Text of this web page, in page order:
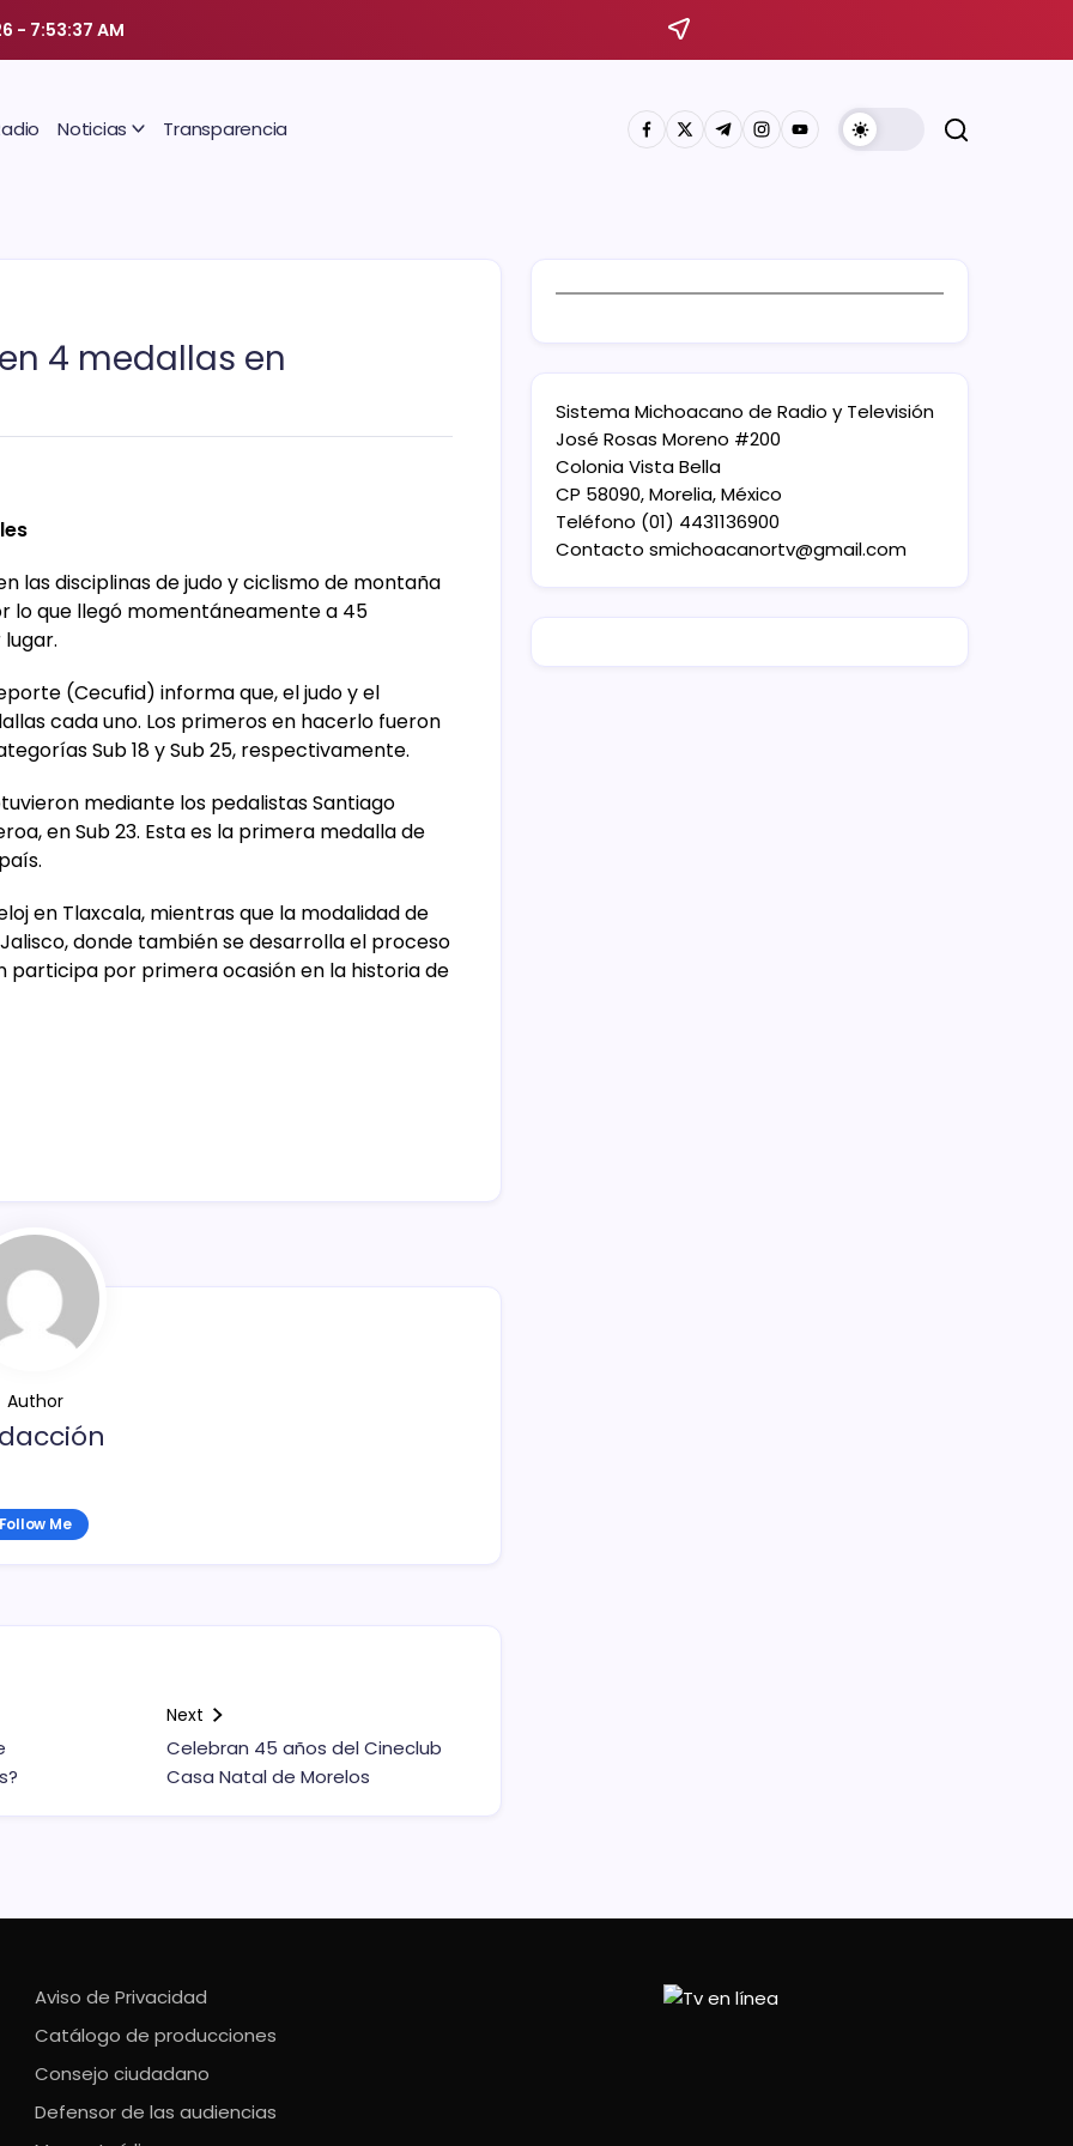
- 7:53:38 AM
Noticias Transparencia
4 medallas en
las disciplinas de judo y ciclismo de montaña
lo que llegó momentáneamente a 45
(Cecufid) informa que, el judo y el
cada uno. Los primeros en hacerlo fueron
Sub 18 y Sub 25, respectivamente.
mediante los pedalistas Santiago
en Sub 23. Esta es la primera medalla de
en Tlaxcala, mientras que la modalidad de
donde también se desarrolla el proceso
participa por primera ocasión en la historia de
Author
Follow Me
Next
Celebran 45 años del Cineclub
Casa Natal de Morelos
Sistema Michoacano de Radio y Televisión
José Rosas Moreno #200
Colonia Vista Bella
CP 58090, Morelia, México
Teléfono (01) 4431136900
Contacto smichoacanortv@gmail.com
Aviso de Privacidad
Catálogo de producciones
Consejo ciudadano
Defensor de las audiencias